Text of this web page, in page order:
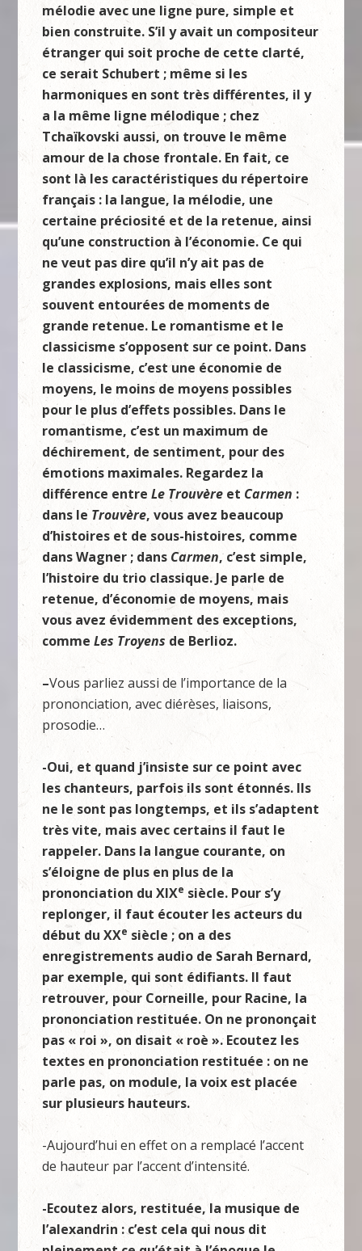
mélodie avec une ligne pure, simple et
bien construite. S’il y avait un compositeur
étranger qui soit proche de cette clarté,
ce serait Schubert ; même si les
harmoniques en sont très différentes, il y
a la même ligne mélodique ; chez
Tchaïkovski aussi, on trouve le même
amour de la chose frontale. En fait, ce
sont là les caractéristiques du répertoire
français : la langue, la mélodie, une
certaine préciosité et de la retenue, ainsi
qu’une construction à l’économie. Ce qui
ne veut pas dire qu’il n’y ait pas de
grandes explosions, mais elles sont
souvent entourées de moments de
grande retenue. Le romantisme et le
classicisme s’opposent sur ce point. Dans
le classicisme, c’est une économie de
moyens, le moins de moyens possibles
pour le plus d’effets possibles. Dans le
romantisme, c’est un maximum de
déchirement, de sentiment, pour des
émotions maximales. Regardez la
différence entreLe Trouvère et Carmen :
dans leTrouvère, vous avez beaucoup
d’histoires et de sous-histoires, comme
dans Wagner ; dans Carmen, c’est simple,
l’histoire du trio classique. Je parle de
retenue, d’économie de moyens, mais
vous avez évidemment des exceptions,
commeLes Troyens de Berlioz.
–Vous parliez aussi de l’importance de la
prononciation, avec diérèses, liaisons,
prosodie…
-Oui, et quand j’insiste sur ce point avec
les chanteurs, parfois ils sont étonnés. Ils
ne le sont pas longtemps, et ils s’adaptent
très vite, mais avec certains il faut le
rappeler. Dans la langue courante, on
s’éloigne de plus en plus de la
prononciation du XIXe siècle. Pour s’y
replonger, il faut écouter les acteurs du
début du XXe siècle ; on a des
enregistrements audio de Sarah Bernard,
par exemple, qui sont édifiants. Il faut
retrouver, pour Corneille, pour Racine, la
prononciation restituée. On ne prononçait
pas « roi », on disait « roè ». Ecoutez les
textes en prononciation restituée : on ne
parle pas, on module, la voix est placée
sur plusieurs hauteurs.
-Aujourd’hui en effet on a remplacé l’accent
de hauteur par l’accent d’intensité.
-Ecoutez alors, restituée, la musique de
l’alexandrin : c’est cela qui nous dit